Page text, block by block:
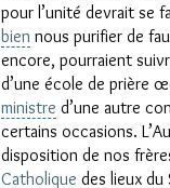
pour l’unité devrait se
bien nous purifier de
encore, pourraient
d’une école de prière
ministre d’une autre
certains occasions.
disposition de nos
Catholique des lieux